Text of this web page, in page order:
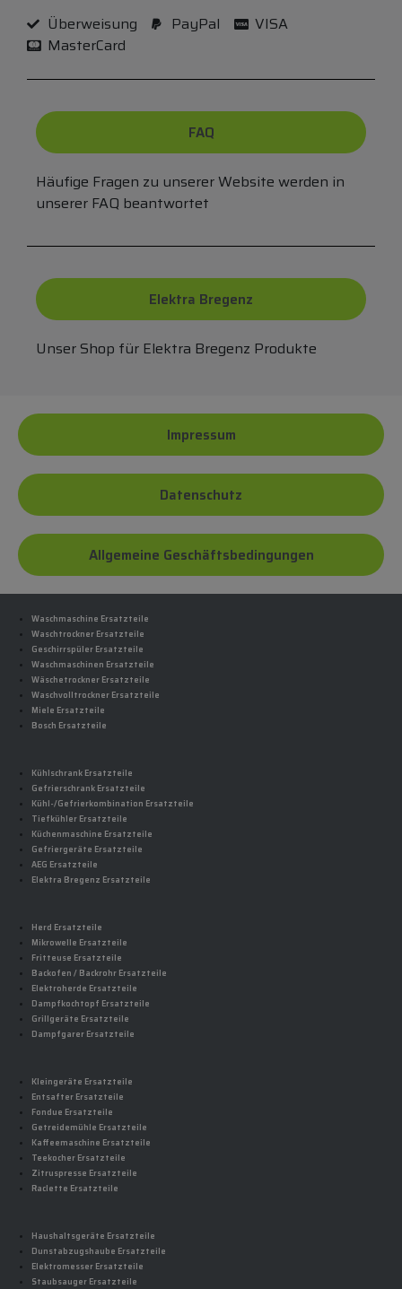
Überweisung
PayPal
VISA
MasterCard
FAQ
Häufige Fragen zu unserer Website werden in
unserer FAQ beantwortet
Elektra Bregenz
Unser Shop für Elektra Bregenz Produkte
Impressum
Datenschutz
Allgemeine Geschäftsbedingungen
Waschmaschine Ersatzteile
Waschtrockner Ersatzteile
Geschirrspüler Ersatzteile
Waschmaschinen Ersatzteile
Wäschetrockner Ersatzteile
Waschvolltrockner Ersatzteile
Miele Ersatzteile
Bosch Ersatzteile
Kühlschrank Ersatzteile
Gefrierschrank Ersatzteile
Kühl-/Gefrierkombination Ersatzteile
Tiefkühler Ersatzteile
Küchenmaschine Ersatzteile
Gefriergeräte Ersatzteile
AEG Ersatzteile
Elektra Bregenz Ersatzteile
Herd Ersatzteile
Mikrowelle Ersatzteile
Fritteuse Ersatzteile
Backofen / Backrohr Ersatzteile
Elektroherde Ersatzteile
Dampfkochtopf Ersatzteile
Grillgeräte Ersatzteile
Dampfgarer Ersatzteile
Kleingeräte Ersatzteile
Entsafter Ersatzteile
Fondue Ersatzteile
Getreidemühle Ersatzteile
Kaffeemaschine Ersatzteile
Teekocher Ersatzteile
Zitruspresse Ersatzteile
Raclette Ersatzteile
Haushaltsgeräte Ersatzteile
Dunstabzugshaube Ersatzteile
Elektromesser Ersatzteile
Staubsauger Ersatzteile